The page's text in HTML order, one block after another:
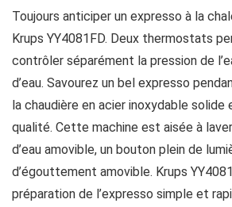
Toujours anticiper un expresso à la
Krups YY4081FD. Deux thermostats
contrôler séparément la pression de
d’eau. Savourez un bel expresso
la chaudière en acier inoxydable solide
qualité. Cette machine est aisée à
d’eau amovible, un bouton plein de
d’égouttement amovible. Krups
préparation de l’expresso simple et